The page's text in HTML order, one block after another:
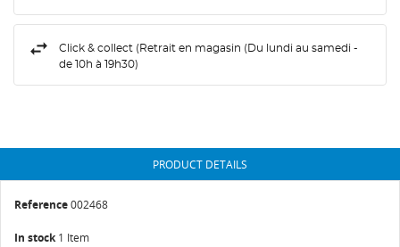
Click & collect (Retrait en magasin (Du lundi au samedi -
de 10h à 19h30)
PRODUCT DETAILS
Reference002468
In stock 1 Item